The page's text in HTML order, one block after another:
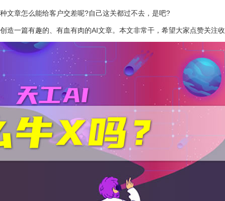
文章怎么能给客户交差呢?自己这关都过不去，是吧?
造一篇有趣的、有血有肉的AI文章。本文非常干，希望大家点赞关注